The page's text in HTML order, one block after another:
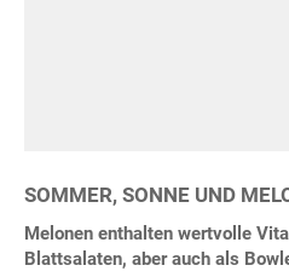
SOMMER, SONNE UND
Melonen enthalten wertvolle
Blattsalaten, aber auch als